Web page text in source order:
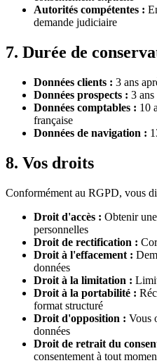
Autorités compétentes :
demande judiciaire
7. Durée de
Données clients : 3 ans
Données prospects : 3
Données comptables : 10
française
Données de navigation :
8. Vos droits
Conformément au RGPD, vous
Droit d'accès : Obtenir
personnelles
Droit de rectification :
Droit à l'effacement :
données
Droit à la limitation :
Droit à la portabilité :
format structuré
Droit d'opposition : Vous
données
Droit de retrait du
consentement à tout